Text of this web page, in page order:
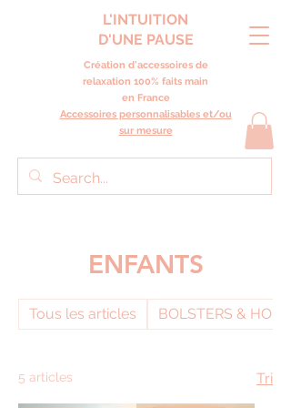
L'INTUITION
D'UNE PAUSE
Création d'accessoires de
relaxation 100% faits main
en France
Accessoires personnalisables et/ou
sur mesure
ENFANTS
Tous les articles BOLSTERS &
5 articles Tri